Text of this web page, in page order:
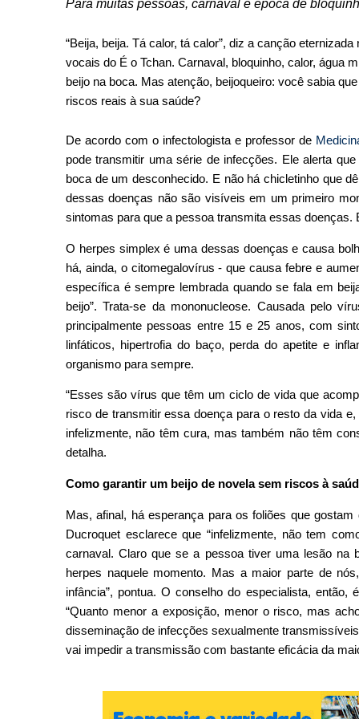
Para muitas pessoas, carnaval é época de
“Beija, beija. Tá calor, tá calor”, diz a canção
vocais do É o Tchan. Carnaval, bloquinho, calor, água
beijo na boca. Mas atenção, beijoqueiro: você sabia
riscos reais à sua saúde?
De acordo com o infectologista e professor de
pode transmitir uma série de infecções. Ele alerta
boca de um desconhecido. E não há chicletinho que
dessas doenças não são visíveis em um primeiro
sintomas para que a pessoa transmita essas
O herpes simplex é uma dessas doenças e causa
há, ainda, o citomegalovírus - que causa febre e
específica é sempre lembrada quando se fala em
beijo”. Trata-se da mononucleose. Causada pelo
principalmente pessoas entre 15 e 25 anos, com
linfáticos, hipertrofia do baço, perda do apetite e
organismo para sempre.
“Esses são vírus que têm um ciclo de vida que
risco de transmitir essa doença para o resto da vida
infelizmente, não têm cura, mas também não têm
detalha.
Como garantir um beijo de novela sem riscos à
Mas, afinal, há esperança para os foliões que
Ducroquet esclarece que “infelizmente, não tem
carnaval. Claro que se a pessoa tiver uma lesão na
herpes naquele momento. Mas a maior parte de
infância”, pontua. O conselho do especialista,
“Quanto menor a exposição, menor o risco, mas
disseminação de infecções sexualmente
vai impedir a transmissão com bastante eficácia da